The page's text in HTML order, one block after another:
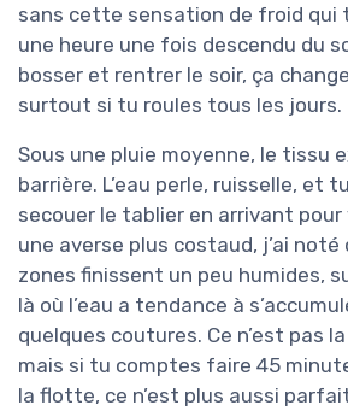
sans cette sensation de froid qui
une heure une fois descendu du
bosser et rentrer le soir, ça
surtout si tu roules tous les jours.
Sous une pluie moyenne, le tissu
barrière. L’eau perle, ruisselle, et
secouer le tablier en arrivant pour
une averse plus costaud, j’ai
zones finissent un peu humides,
là où l’eau a tendance à
quelques coutures. Ce n’est pas
mais si tu comptes faire 45
la flotte, ce n’est plus aussi